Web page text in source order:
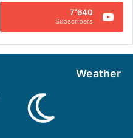
7٬640
Subscribers
Weather